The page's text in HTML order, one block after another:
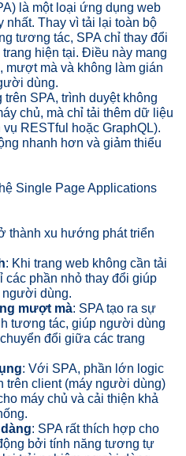
là một loại ứng dụng web
nhất. Thay vì tải lại toàn bộ
tương tác, SPA chỉ thay đổi
hiện tại. Điều này mang
mượt mà và không làm gián
dùng.
SPA, trình duyệt không
chủ, mà chỉ tải thêm dữ liệu
RESTful hoặc GraphQL).
nhanh hơn và giảm thiểu
thành xu hướng phát triển
: Khi trang web không cần tải
các phần nhỏ thay đổi giúp
dùng.
mượt mà: SPA tạo ra sự
tương tác, giúp người dùng
đổi giữa các trang
: Với SPA, phần lớn logic
client (máy người dùng)
máy chủ và cải thiện khả
: SPA rất thích hợp cho
bởi tính năng tương tự